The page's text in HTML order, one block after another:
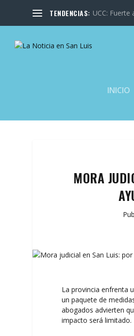
TENDENCIAS: UCC:
INICIO
MORA
La provincia enfrenta
un paquete de
abogados advierten
impacto será limitado.